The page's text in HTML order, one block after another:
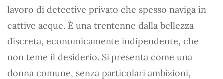
lavoro di detective privato che spesso naviga in
cattive acque. È una trentenne dalla bellezza
discreta, economicamente indipendente, che
non teme il desiderio. Si presenta come una
donna comune, senza particolari ambizioni,